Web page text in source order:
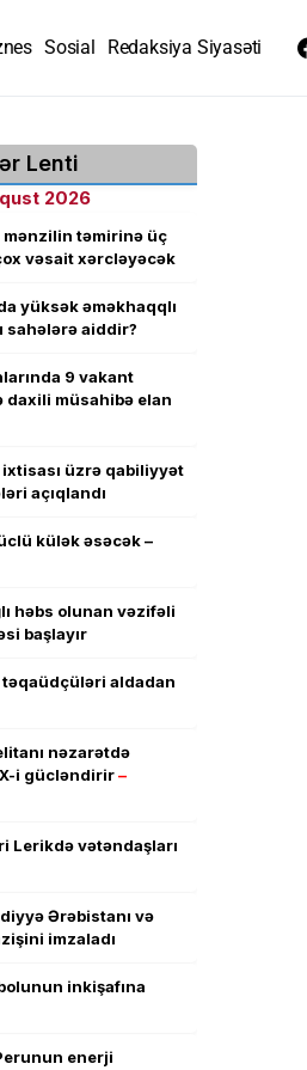
Sosial Redaksiya Siyasəti
Lenti
2026
təmirinə üç
vəsait xərcləyəcək
yüksək əməkhaqqlı
sahələrə aiddir?
9 vakant
müsahibə elan
üzrə qabiliyyət
açıqlandı
külək əsəcək –
həbs olunan vəzifəli
başlayır
aldadan
nəzarətdə
i gücləndirir–
Lerikdə vətəndaşları
Ərəbistanı və
imzaladı
inkişafına
enerji